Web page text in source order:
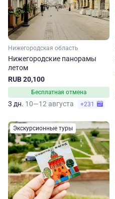
Нижегородская область
Нижегородские панорамы
летом
RUB 20,100
Бесплатная отмена
3 дн. 10—12 августа +231
Экскурсионные туры